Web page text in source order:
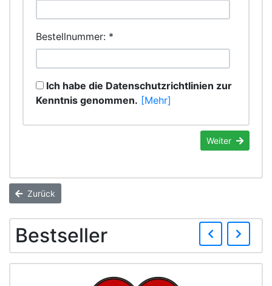
Bestellnummer: *
Ich habe die Datenschutzrichtlinien zur
Kenntnis genommen. [Mehr]
Weiter
Zurück
Bestseller